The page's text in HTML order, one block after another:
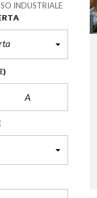
INDUSTRIALE